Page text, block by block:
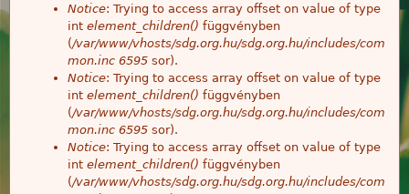
Notice: Trying to access array offset on value of type
int element_children() függvényben
(/var/www/vhosts/sdg.org.hu/sdg.org.hu/includes/com
mon.inc 6595 sor).
Notice: Trying to access array offset on value of type
int element_children() függvényben
(/var/www/vhosts/sdg.org.hu/sdg.org.hu/includes/com
mon.inc 6595 sor).
Notice: Trying to access array offset on value of type
int element_children() függvényben
(/var/www/vhosts/sdg.org.hu/sdg.org.hu/includes/com